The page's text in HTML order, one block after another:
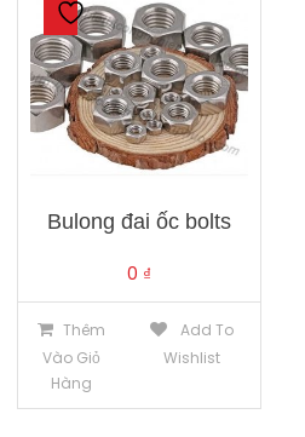
Bulong đai ốc bolts
0 ₫
Thêm
Vào Giỏ
Hàng
Add To
Wishlist